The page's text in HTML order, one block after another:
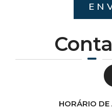
HORÁRIO